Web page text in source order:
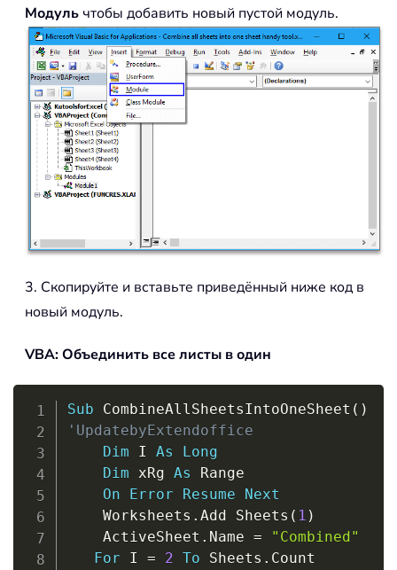
Модуль чтобы добавить новый пустой модуль.
3. Скопируйте и вставьте приведённый ниже код в
новый модуль.
VBA: Объединить все листы в один
Sub CombineAllSheetsIntoOneSheet ( )
'UpdatebyExtendoffice
Dim I As
Long
Dim xRg As Range
On
Error Resume
Next
    Worksheets
. Add Sheets ( 1 )
    ActiveSheet
. Name =
"Combined"
For I = 2 To Sheets . Count
Copy